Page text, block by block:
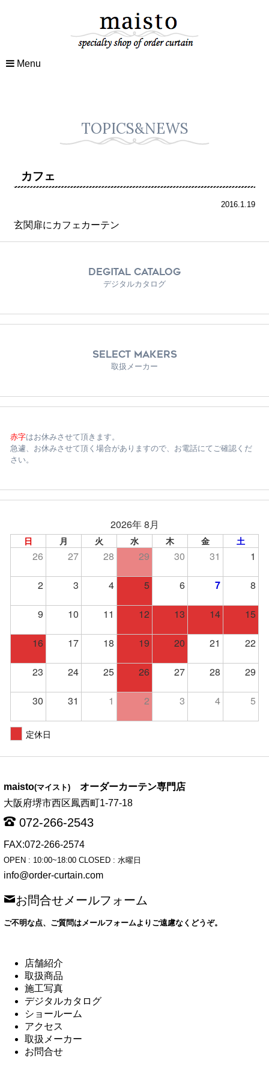
Menu
TOPICS&NEWS
カフェ
2016.1.19
玄関扉にカフェカーテン
DEGITAL CATALOG
デジタルカタログ
SELECT MAKERS
取扱メーカー
赤字はお休みさせて頂きます。
急遽、お休みさせて頂く場合がありますので、お電話にてご確認くだ
さい。
2026年 8月
日 月 火 水 木 金 土
26 27 28 29 30 31 1
2 3 4 5 6 7 8
9 10 11 12 13 14 15
16 17 18 19 20 21 22
23 24 25 26 27 28 29
30 31 1 2 3 4 5
定休日
maisto(マイスト) オーダーカーテン専門店
大阪府堺市西区鳳西町1-77-18
072-266-2543
FAX:072-266-2574
OPEN : 10:00~18:00 CLOSED : 水曜日
info@order-curtain.com
お問合せメールフォーム
ご不明な点、ご質問はメールフォームよりご遠慮なくどうぞ。
店舗紹介
取扱商品
施工写真
デジタルカタログ
ショールーム
アクセス
取扱メーカー
お問合せ